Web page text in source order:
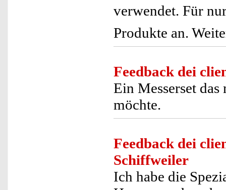
verwendet. Für
Produkte an.
Feedback dei
Ein Messerset
möchte.
Feedback dei
Schiffweiler
Ich habe die